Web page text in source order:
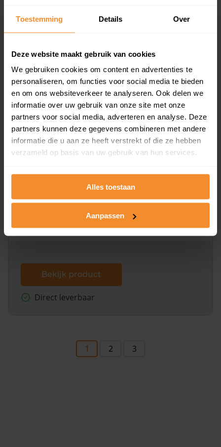
Toestemming Details Over
Deze website maakt gebruik van cookies
We gebruiken cookies om content en advertenties te
personaliseren, om functies voor social media te bieden
en om ons websiteverkeer te analyseren. Ook delen we
informatie over uw gebruik van onze site met onze
partners voor social media, adverteren en analyse. Deze
partners kunnen deze gegevens combineren met andere
informatie die u aan ze heeft verstrekt of die ze hebben
verzameld op basis van uw gebruik van hun services.
Alles toestaan
Aanpassen
en koopdatum) binnen een postcodegebied. Dit
koopsommen.
Bekijk product
Direct leverbaar
Kadastrale kaart pakket
Alleen globale ligging perceel
omliggende percelen met de kadastrale erfgrenzen,
Bekijk product
Direct leverbaar
1 2 3